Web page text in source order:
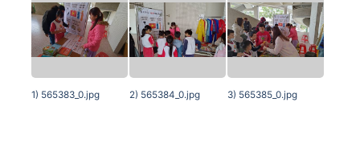
1) 565383_0.jpg 2) 565384_0.jpg 3) 565385_0.jpg